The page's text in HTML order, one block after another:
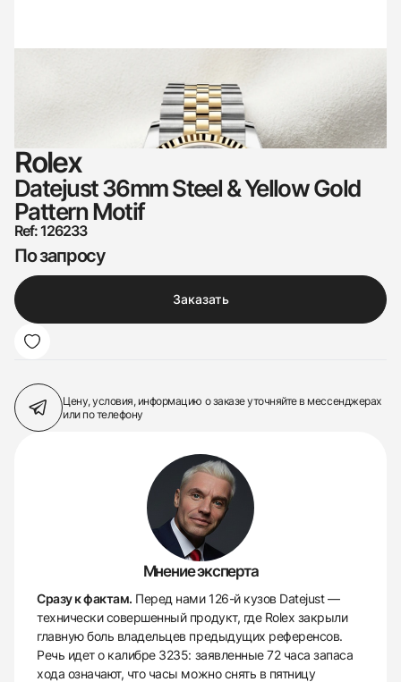
Rolex
Datejust 36mm Steel & Yellow Gold
Pattern Motif
Ref: 126233
По запросу
Заказать
Цену, условия, информацию о заказеуточняйте в мессенджерах
или по телефону
Мнение эксперта
Сразу к фактам. Перед нами 126-й кузов Datejust —
технически совершенный продукт, где Rolex закрыли
главную боль владельцев предыдущих референсов.
Речь идет о калибре 3235: заявленные 72 часа запаса
хода означают, что часы можно снять в пятницу